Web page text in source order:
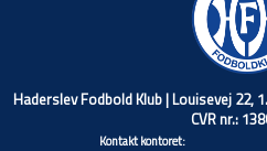
Haderslev Fodbold Klub | Louisevej 22,
CVR nr.:
Kontakt kontoret: